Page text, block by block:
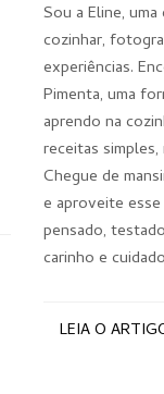
Sou a Eline,
cozinhar,
experiências.
Pimenta, uma
aprendo na
receitas
Chegue de
e aproveite
pensado,
carinho e
LEIA O